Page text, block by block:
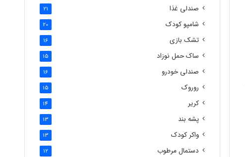
صندلی غذا 21
شامپو کودک 20
تشک بازی 16
ساک حمل نوزاد 15
صندلی خودرو 16
روروک 15
کریر 14
پشه بند 13
واکر کودک 13
دستمال مرطوب 12